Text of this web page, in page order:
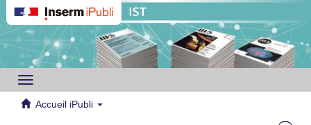
Toggle
navigation
Accueil iPubli